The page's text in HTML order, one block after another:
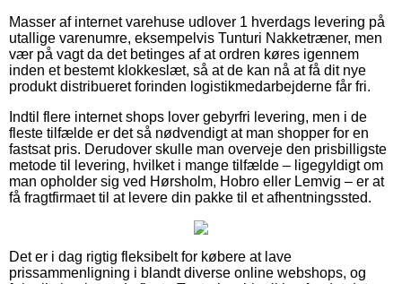
Masser af internet varehuse udlover 1 hverdags levering på
utallige varenumre, eksempelvis Tunturi Nakketræner, men
vær på vagt da det betinges af at ordren køres igennem
inden et bestemt klokkeslæt, så at de kan nå at få dit nye
produkt distribueret forinden logistikmedarbejderne får fri.
Indtil flere internet shops lover gebyrfri levering, men i de
fleste tilfælde er det så nødvendigt at man shopper for en
fastsat pris. Derudover skulle man overveje den prisbilligste
metode til levering, hvilket i mange tilfælde – ligegyldigt om
man opholder sig ved Hørsholm, Hobro eller Lemvig – er at
få fragtfirmaet til at levere din pakke til et afhentningssted.
Det er i dag rigtig fleksibelt for købere at lave
prissammenligning i blandt diverse online webshops, og